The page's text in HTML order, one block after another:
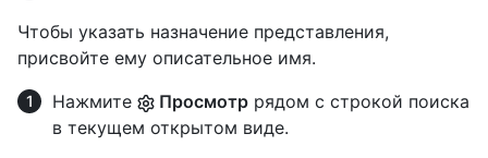
Чтобы указать назначение представления,
присвойте ему описательное имя.
Нажмите
Просмотр рядом с строкой поиска
в текущем открытом виде.